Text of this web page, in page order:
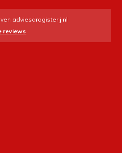
adviesdrogisterij.nl
reviews